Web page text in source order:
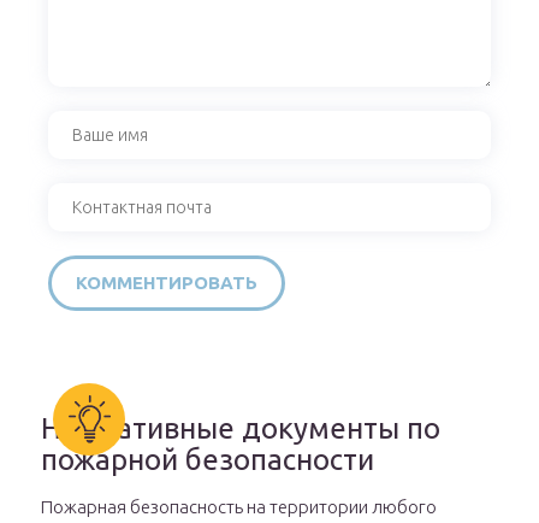
Нормативные документы по
пожарной безопасности
Пожарная безопасность на территории любого